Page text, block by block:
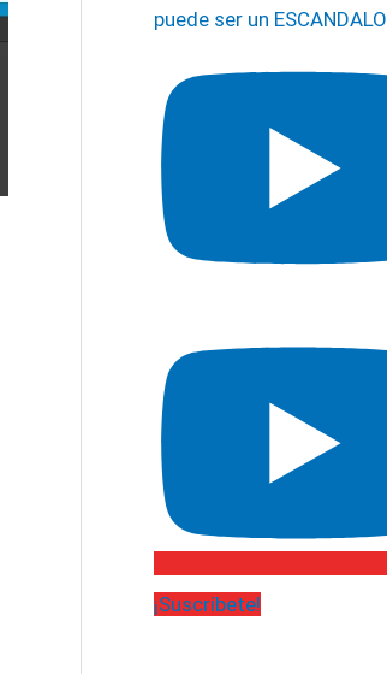
puede ser un ESCANDALO
¡Suscríbete!